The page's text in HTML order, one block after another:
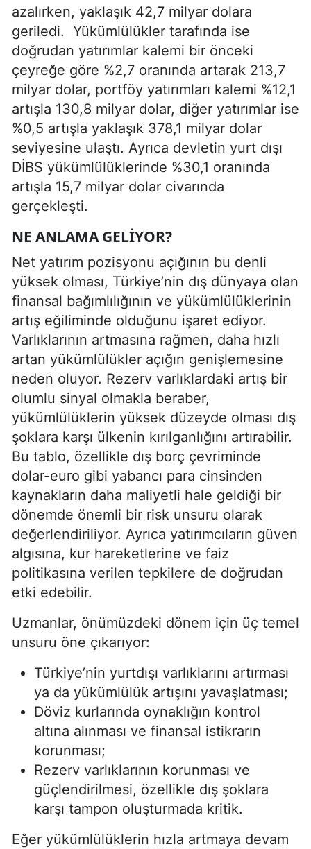
azalırken, yaklaşık 42,7 milyar dolara
geriledi. Yükümlülükler tarafında ise
doğrudan yatırımlar kalemi bir önceki
çeyreğe göre %2,7 oranında artarak 213,7
milyar dolar, portföy yatırımları kalemi %12,1
artışla 130,8 milyar dolar, diğer yatırımlar ise
%0,5 artışla yaklaşık 378,1 milyar dolar
seviyesine ulaştı. Ayrıca devletin yurt dışı
DİBS yükümlülüklerinde %30,1 oranında
artışla 15,7 milyar dolar civarında
gerçekleşti.
NE ANLAMA GELIYOR?
Net yatırım pozisyonu açığının bu denli
yüksek olması, Türkiye’nin dış dünyaya olan
finansal bağımlılığının ve yükümlülüklerinin
artış eğiliminde olduğunu işaret ediyor.
Varlıklarının artmasına rağmen, daha hızlı
artan yükümlülükler açığın genişlemesine
neden oluyor. Rezerv varlıklardaki artış bir
olumlu sinyal olmakla beraber,
yükümlülüklerin yüksek düzeyde olması dış
şoklara karşı ülkenin kırılganlığını artırabilir.
Bu tablo, özellikle dış borç çevriminde
dolar-euro gibi yabancı para cinsinden
kaynakların daha maliyetli hale geldiği bir
dönemde önemli bir risk unsuru olarak
değerlendiriliyor. Ayrıca yatırımcıların güven
algısına, kur hareketlerine ve faiz
politikasına verilen tepkilere de doğrudan
etki edebilir.
Uzmanlar, önümüzdeki dönem için üç temel
unsuru öne çıkarıyor:
Türkiye’nin yurtdışı varlıklarını artırması
ya da yükümlülük artışını yavaşlatması;
Döviz kurlarında oynaklığın kontrol
altına alınması ve finansal istikrarın
korunması;
Rezerv varlıklarının korunması ve
güçlendirilmesi, özellikle dış şoklara
karşı tampon oluşturmada kritik.
Eğer yükümlülüklerin hızla artmaya devam